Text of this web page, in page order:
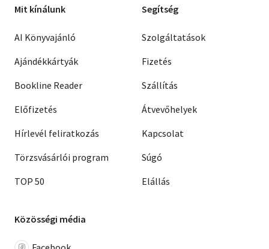
Mit kínálunk
AI Könyvajánló
Ajándékkártyák
Bookline Reader
Előfizetés
Hírlevél feliratkozás
Törzsvásárlói program
TOP 50
Segítség
Szolgáltatások
Fizetés
Szállítás
Átvevőhelyek
Kapcsolat
Súgó
Elállás
Közösségi média